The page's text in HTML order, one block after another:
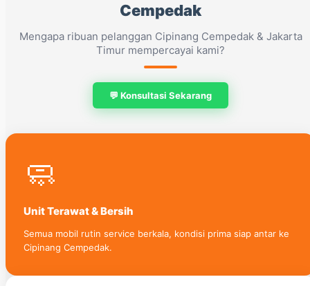
Cempedak
Mengapa ribuan pelanggan Cipinang Cempedak & Jakarta
Timur mempercayai kami?
💬 Konsultasi Sekarang
🧼
Unit Terawat & Bersih
Semua mobil rutin service berkala, kondisi prima siap antar ke
Cipinang Cempedak.